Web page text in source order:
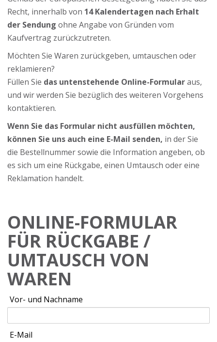
Recht, innerhalb von 14 Kalendertagen nach Erhalt
der Sendung ohne Angabe von Gründen vom
Kaufvertrag zurückzutreten.
Möchten Sie Waren zurückgeben, umtauschen oder
reklamieren?
Füllen Sie das untenstehende Online-Formularaus,
und wir werden Sie bezüglich des weiteren Vorgehens
kontaktieren.
Wenn Sie das Formular nicht ausfüllen möchten,
können Sie uns auch eine E-Mail senden, in der Sie
die Bestellnummer sowie die Information angeben, ob
es sich um eine Rückgabe, einen Umtausch oder eine
Reklamation handelt.
ONLINE-FORMULAR
FÜR RÜCKGABE /
UMTAUSCH VON
WAREN
Vor- und Nachname
E-Mail